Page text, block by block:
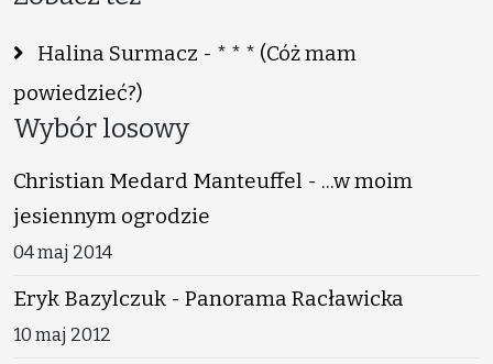
Halina Surmacz - * * * (Cóż mam
powiedzieć?)
Wybór losowy
Christian Medard Manteuffel - ...w moim
jesiennym ogrodzie
04 maj 2014
Eryk Bazylczuk - Panorama Racławicka
10 maj 2012